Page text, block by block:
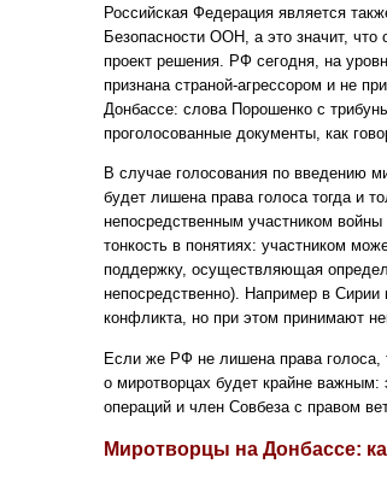
Российская Федерация является
Безопасности ООН, а это значит,
проект решения. РФ сегодня, на
признана страной-агрессором и не
Донбассе: слова Порошенко с
проголосованные документы, как
В случае голосования по введению
будет лишена права голоса тогда и
непосредственным участником
тонкость в понятиях: участником
поддержку, осуществляющая
непосредственно). Например в
конфликта, но при этом принимают
Если же РФ не лишена права голоса,
о миротворцах будет крайне важным:
операций и член Совбеза с правом
Миротворцы на Донбассе: